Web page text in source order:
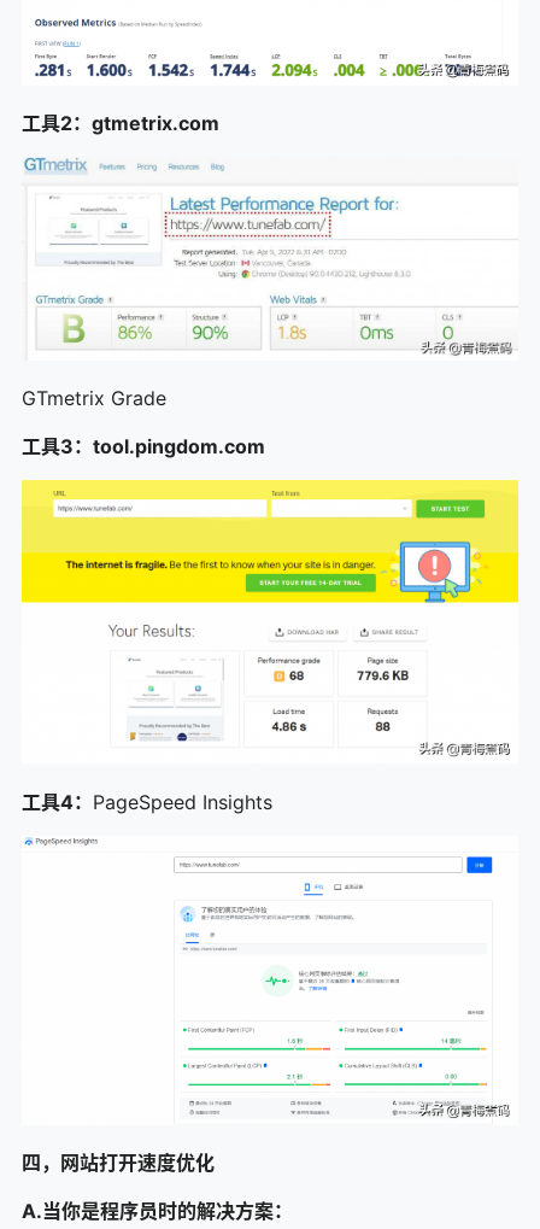
工具2：gtmetrix.com
GTmetrix Grade
工具3：tool.pingdom.com
工具4： PageSpeed Insights
四，网站打开速度优化
A.当你是程序员时的解决方案：